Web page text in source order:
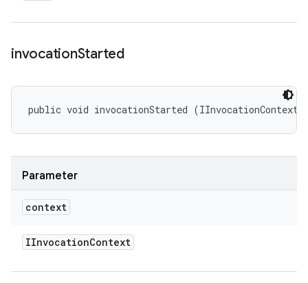
invocationStarted
public void invocationStarted (IInvocationContext
Parameter
context
IInvocationContext